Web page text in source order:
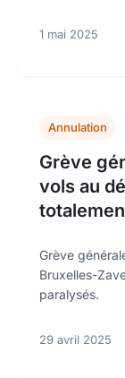
1 mai 2025
Annulation
Grève
vols au
Grève
Bruxelles-
paralysés.
29 avril 2025